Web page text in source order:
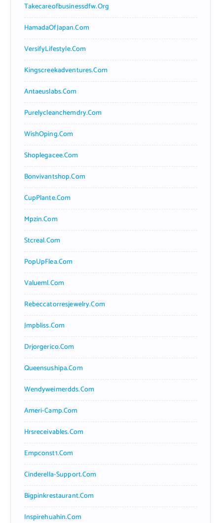
Takecareofbusinessdfw.org
HamadaOfJapan.com
VersifyLifestyle.com
Kingscreekadventures.com
Antaeuslabs.com
Purelycleanchemdry.com
WishOping.com
Shoplegacee.com
Bonvivantshop.com
CupPlante.com
Mpzin.com
Stcreal.com
PopUpFlea.com
Valueml.com
Rebeccatorresjewelry.com
Jmpbliss.com
Drjorgerico.com
Queensushipa.com
Wendyweimerdds.com
Ameri-Camp.com
Hrsreceivables.com
Empconst1.com
Cinderella-Support.com
Bigpinkrestaurant.com
Inspirehuahin.com